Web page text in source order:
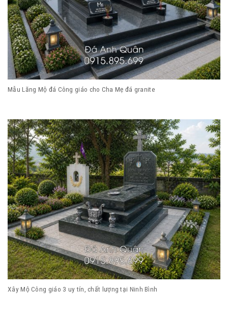
Mẫu Lăng Mộ đá Công giáo cho Cha Mẹ đá granite
Xây Mộ Công giáo 3 uy tín, chất lượng tại Ninh Bình